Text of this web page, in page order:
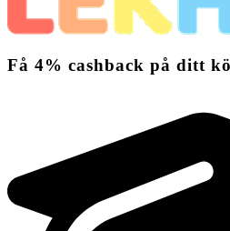
Få 4% cashback på ditt